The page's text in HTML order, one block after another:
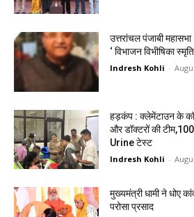
उत्तरांचल पंजाबी
‘ विभाजन विभीषिका
Indresh Kohli -
हड़कंप : क्लेमेंटाउन के
और डॉक्टरों की
Urine टेस्ट
Indresh Kohli -
मुख्यमंत्री धामी ने धोए
परोसा प्रसाद